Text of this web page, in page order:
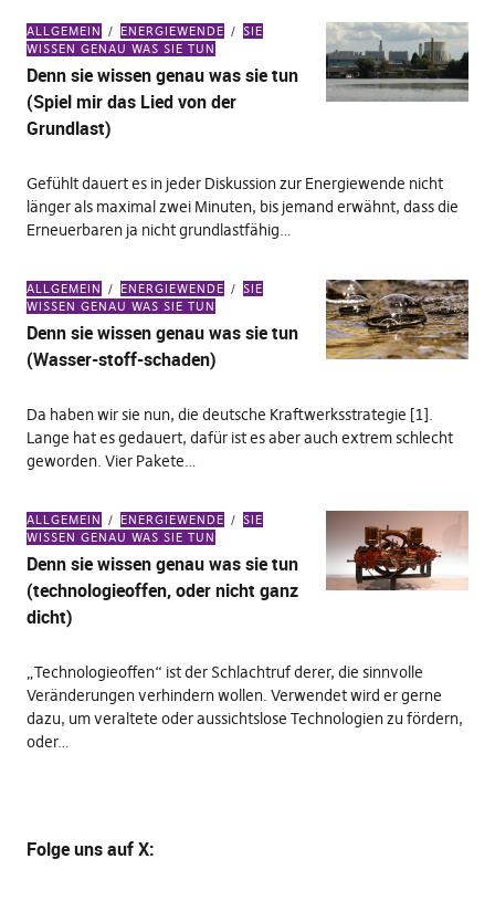
ALLGEMEIN ENERGIEWENDE
SIE
WISSEN GENAU WAS SIE TUN
Denn sie wissen genau was sie tun
(Spiel mir das Lied von der
Grundlast)
Gefühlt dauert es in jeder Diskussion zur Energiewende nicht
länger als maximal zwei Minuten, bis jemand erwähnt, dass die
Erneuerbaren ja nicht grundlastfähig…
ALLGEMEIN ENERGIEWENDE
SIE
WISSEN GENAU WAS SIE TUN
Denn sie wissen genau was sie tun
(Wasser-stoff-schaden)
Da haben wir sie nun, die deutsche Kraftwerksstrategie [1].
Lange hat es gedauert, dafür ist es aber auch extrem schlecht
geworden. Vier Pakete…
ALLGEMEIN ENERGIEWENDE
SIE
WISSEN GENAU WAS SIE TUN
Denn sie wissen genau was sie tun
(technologieoffen, oder nicht ganz
dicht)
„Technologieoffen“ ist der Schlachtruf derer, die sinnvolle
Veränderungen verhindern wollen. Verwendet wird er gerne
dazu, um veraltete oder aussichtslose Technologien zu fördern,
oder…
Folge unsauf X: